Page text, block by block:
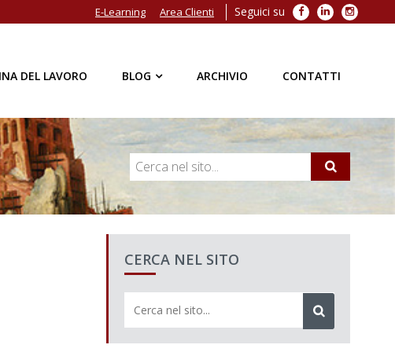
Seguici su Facebook
LinkedIn
E-Learning Area Clienti
DEL LAVORO BLOG ARCHIVIO CONTATTI
CERCA NEL SITO